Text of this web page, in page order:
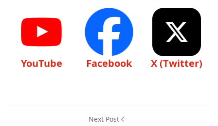
X (Twitter)
Facebook
YouTube
Next Post